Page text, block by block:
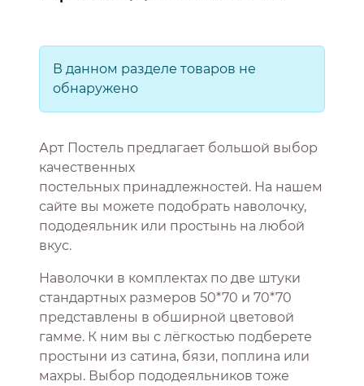
В данном разделе товаров не
обнаружено
Арт Постель предлагает большой выбор
качественных
постельных принадлежностей. На нашем
сайте вы можете подобрать наволочку,
пододеяльник или простынь на любой
вкус.
Наволочки в комплектах по две штуки
стандартных размеров 50*70 и 70*70
представлены в обширной цветовой
гамме. К ним вы с лёгкостью подберете
простыни из сатина, бязи, поплина или
махры. Выбор пододеяльников тоже